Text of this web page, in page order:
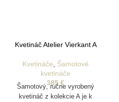
Kvetináč Atelier Vierkant A
Kvetináče
Šamotové
kvetináče
385 €
Šamotový, ručne vyrobený
kvetináč z kolekcie A je k